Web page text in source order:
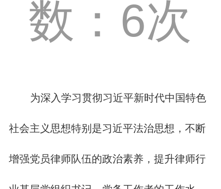
数：6次
为深入学习贯彻习近平新时代中国特色
社会主义思想特别是习近平法治思想，不断
增强党员律师队伍的政治素养，提升律师行